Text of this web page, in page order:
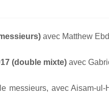
avec Matthew
(double mixte) avec
messieurs, avec Aisam-